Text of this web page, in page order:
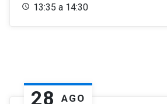
13:35 a 14:30
28 AGO